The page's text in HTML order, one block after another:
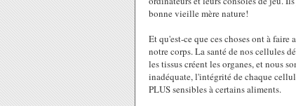
bonne vieille mère nature!
Et qu'est-ce que ces choses ont à
notre corps. La santé de nos cellules
les tissus créent les organes, et nous
inadéquate, l'intégrité de chaque
PLUS sensibles à certains aliments.